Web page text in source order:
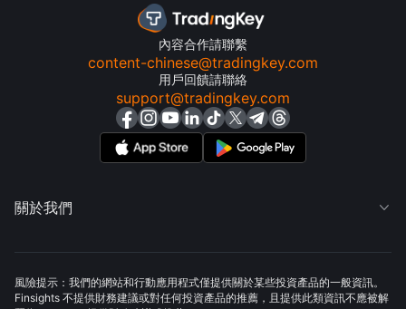
內容合作請聯繫
content-chinese@tradingkey.com
用戶回饋請聯絡
support@tradingkey.com
關於我們 
風險提示：我們的網站和行動應用程式僅提供關於某些投資產品的一般資訊。
Finsights 不提供財務建議或對任何投資產品的推薦，且提供此類資訊不應被解